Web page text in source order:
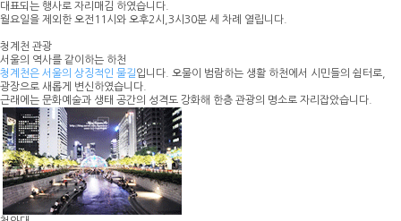
대표되는 행사로 자리매김 하였습니다.
월요일을 제외한 오전11시와 오후2시,3시30분 세 차례 열립니다.
청계천 관광
서울의 역사를 같이하는 하천
청계천은 서울의 상징적인 물길입니다. 오물이 범람하는 생활 하천에서 시민들의 쉼터로,
광장으로 새롭게 변신하였습니다.
근래에는 문화예술과 생태 공간의 성격도 강화해 한층 관광의 명소로 자리잡았습니다.